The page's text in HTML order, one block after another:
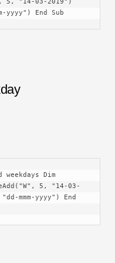
5, "14-03-2019")
yyyy") End Sub
weekdays Dim
5, "14-03-
mmm-yyyy") End